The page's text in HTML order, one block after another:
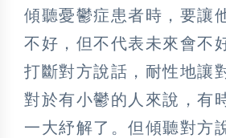
傾聽憂鬱症患者時，要讓
不好，但不代表未來會不
打斷對方說話，耐性地讓
對於有小鬱的人來說，有
一大紓解了。但傾聽對方